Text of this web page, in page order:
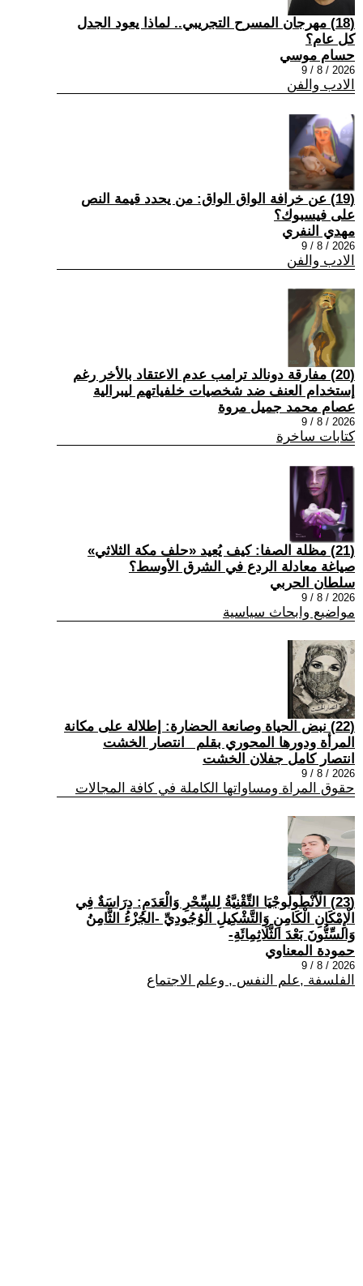
(18) مهرجان المسرح التجريبي.. لماذا يعود الجدل
كل عام؟
حسام موسي
2026 / 8 / 9
الادب والفن
(19) عن خرافة الواق الواق: من يحدد قيمة النص
على فيسبوك؟
مهدي النفري
2026 / 8 / 9
الادب والفن
(20) مفارقة دونالد ترامب عدم الاعتقاد بالأخر رغم
إستخدام العنف ضد شخصيات خلفياتهم ليبرالية
عصام محمد جميل مروة
2026 / 8 / 9
كتابات ساخرة
(21) مظلة الصفا: كيف يُعيد «حلف مكة الثلاثي»
صياغة معادلة الردع في الشرق الأوسط؟
سلطان الحربي
2026 / 8 / 9
مواضيع وابحاث سياسية
(22) نبض الحياة وصانعة الحضارة: إطلالة على مكانة
المرأة ودورها المحوري بقلم _انتصار الخشت
انتصار كامل جفلان الخشت
2026 / 8 / 9
حقوق المراة ومساواتها الكاملة في كافة المجالات
(23) الْأَنْطُولُوجْيَا التِّقْنِيَّةُ لِلسِّحْرِ وَالْعَدَمِ: دِرَاسَةٌ فِي
الْإِمْكَانِ الْكَامِنِ وَالتَّشْكِيلِ الْوُجُودِيِّ -الجُزْءُ الثَّامِنُ
وَالسِّتُّونَ بَعْدَ الثَّلَاثِمِائَةِ-
حمودة المعناوي
2026 / 8 / 9
الفلسفة ,علم النفس , وعلم الاجتماع